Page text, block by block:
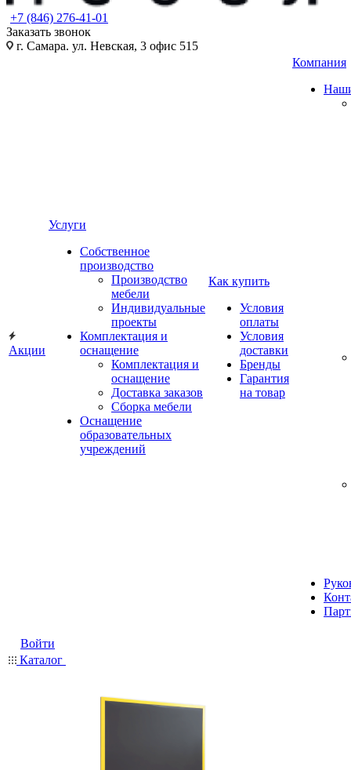
+7 (846) 276-41-01
Заказать звонок
г. Самара. ул. Невская, 3 офис 515
Акции
Услуги
Собственное
производство
Производство
мебели
Индивидуальные
проекты
Комплектация и
оснащение
Комплектация и
оснащение
Доставка заказов
Сборка мебели
Оснащение
образовательных
учреждений
Как купить
Условия
оплаты
Условия
доставки
Бренды
Гарантия
на товар
Компания
Войти
Каталог